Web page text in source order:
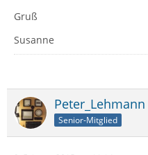
Gruß
Susanne
Peter_Lehmann
Senior-Mitglied